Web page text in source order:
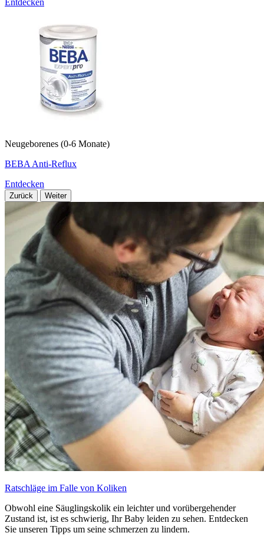
Neugeborenes (0-6 Monate)
BEBA Anti-Reflux
Entdecken
Zurück Weiter
Ratschläge im Falle von Koliken
Obwohl eine Säuglingskolik ein leichter und vorübergehender
Zustand ist, ist es schwierig, Ihr Baby leiden zu sehen. Entdecken
Sie unseren Tipps um seine schmerzen zu lindern.